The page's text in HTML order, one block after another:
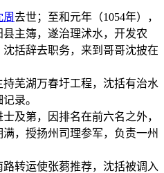
周去世；至和元年（1054年），
主簿，遂治理沭水，开发农
括辞去职务，来到哥哥沈披在
芜湖万春圩工程，沈括有治水
录。
及第，因排名在前六名之外，
，授扬州司理参军，负责一州
转运使张蒭推荐，沈括被调入